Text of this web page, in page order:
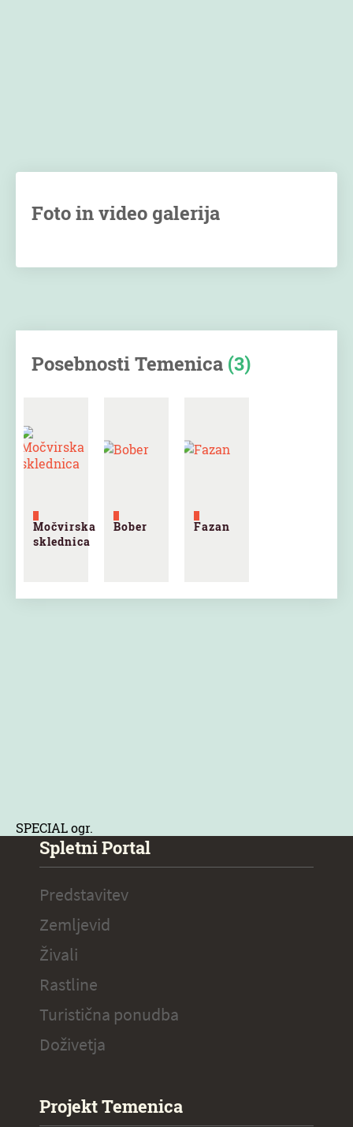
Foto in video galerija
Posebnosti Temenica (3)
Močvirska
sklednica
Bober Fazan
SPECIAL ogr.
Spletni Portal
Predstavitev
Zemljevid
Živali
Rastline
Turistična ponudba
Doživetja
Projekt Temenica